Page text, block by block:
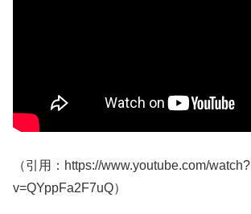
（引用：https://www.youtube.com/watch?
v=QYppFa2F7uQ）